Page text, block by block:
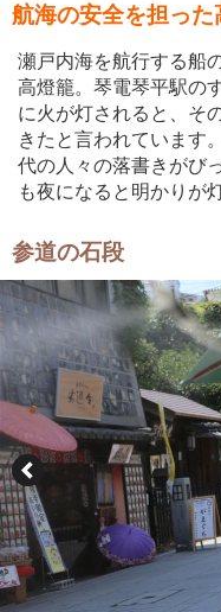
航海の安全を担っ
瀬戸内海を航行する船
高燈籠。琴電琴平駅の
に火が灯されると、そ
きたと言われています
代の人々の落書きがび
も夜になると明かりが
参道の石段